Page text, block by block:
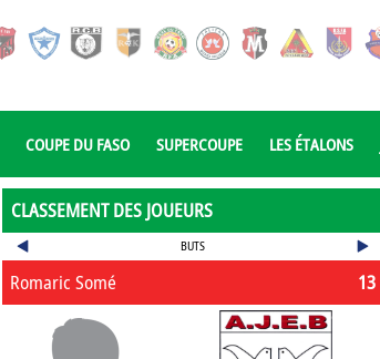
COUPE DU FASO SUPERCOUPE LES ÉTALONS
CLASSEMENT DES JOUEURS
BUTS
13
Romaric Somé